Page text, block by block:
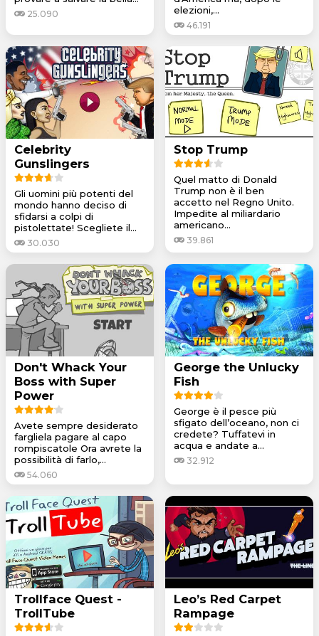
25.090
elezioni,...
46.191
Celebrity
Gunslingers
Gli uomini più potenti del
mondo hanno deciso di
sfidarsi a colpi di
pistolettate! Scegliete il...
30.030
Stop Trump
Quel matto di Donald
Trump non è il ben
accetto nel Regno Unito.
Impedite al miliardario
americano...
39.861
Don't Whack Your
Boss with Super
Power
Avete sempre desiderato
fargliela pagare al capo
rompiscatole Ora avrete la
possibilità di farlo,...
54.060
George the Unlucky
Fish
George è il pesce più
sfigato dell’oceano, non ci
credete? Tuffatevi in
acqua e andate a...
32.912
Trollface Quest -
TrollTube
Leo’s Red Carpet
Rampage